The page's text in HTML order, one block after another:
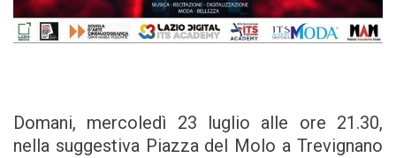
Domani, mercoledì 23 luglio alle ore 21.30,
nella suggestiva Piazza del Molo a Trevignano